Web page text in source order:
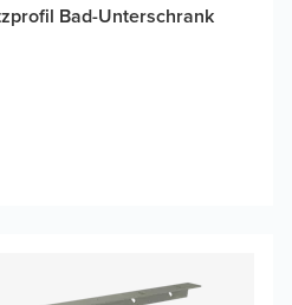
Bad-Unterschrank